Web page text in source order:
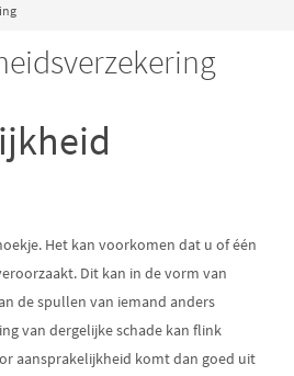
Het kan voorkomen dat u of één
Dit kan in de vorm van
de spullen van iemand anders
van dergelijke schade kan flink
aansprakelijkheid komt dan goed uit